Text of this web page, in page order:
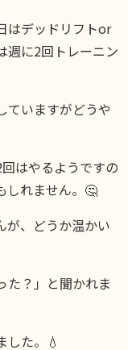
はデッドリフトor
週に2回トレーニン
ていますがどうや
はやるようですの
しれません。🤔
が、どうか温かい
た？」と聞かれま
した。💧